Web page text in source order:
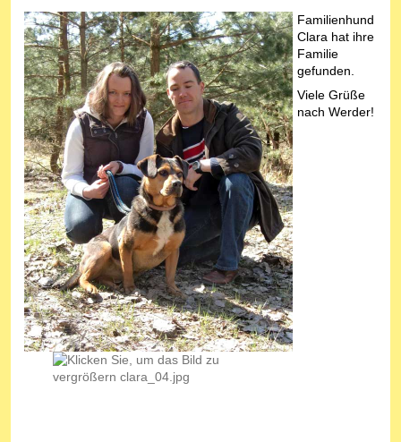
Familienhund
Clara hat ihre
Familie
gefunden.
Viele Grüße
nach Werder!